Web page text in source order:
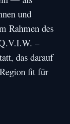
und
Rahmen des
–
das darauf
fit für